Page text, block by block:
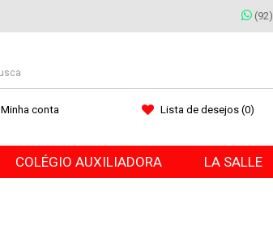
Minha conta Lista de desejos (0)
COLÉGIO AUXILIADORA LA SALLE